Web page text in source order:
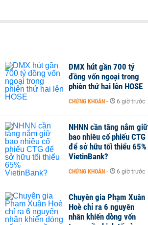
DMX hút gần 700 tỷ
đồng vốn ngoại trong
phiên thứ hai lên HOSE
CHỨNG KHOÁN - 6 giờ trước
NHNN cần tăng nắm giữ
bao nhiêu cổ phiếu CTG
để sở hữu tối thiểu 65%
VietinBank?
CHỨNG KHOÁN - 6 giờ trước
Chuyên gia Phạm Xuân
Hoè chỉ ra 6 nguyên
nhân khiến dòng vốn